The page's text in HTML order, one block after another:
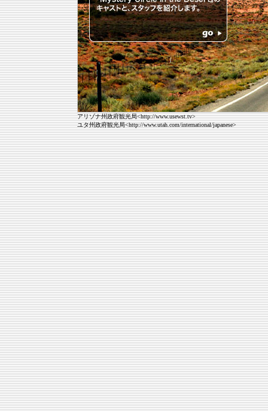
アリゾナ州政府観光局<http://www.usewst.tv>
ユタ州政府観光局<http://www.utah.com/international/japanese>